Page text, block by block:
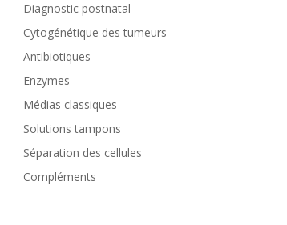
Diagnostic postnatal
Cytogénétique des tumeurs
Antibiotiques
Enzymes
Médias classiques
Solutions tampons
Séparation des cellules
Compléments